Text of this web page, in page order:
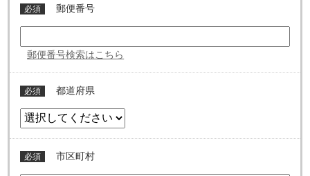
必須 郵便番号
郵便番号検索はこちら
必須 都道府県
必須 市区町村